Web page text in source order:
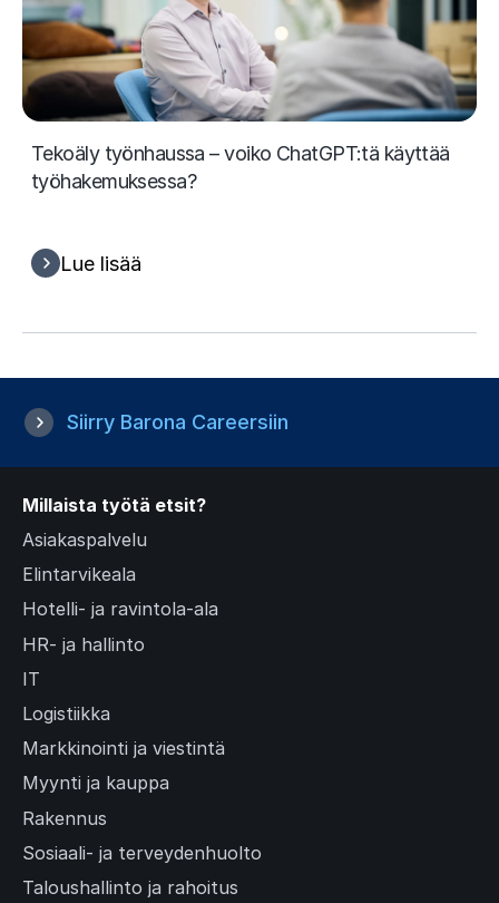
Tekoäly työnhaussa – voiko ChatGPT:tä käyttää
työhakemuksessa?
Lue lisää
Siirry Barona Careersiin
Millaista työtä etsit?
Asiakaspalvelu
Elintarvikeala
Hotelli- ja ravintola-ala
HR- ja hallinto
IT
Logistiikka
Markkinointi ja viestintä
Myynti ja kauppa
Rakennus
Sosiaali- ja terveydenhuolto
Taloushallinto ja rahoitus